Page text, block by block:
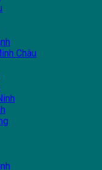
Châu